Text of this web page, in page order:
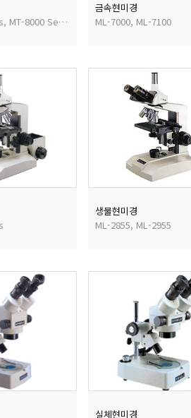
MT-7000 Series, MT-8000 Series
금속현미경
ML-7000, ML-7100
생물현미경
ML-2855, ML-2955
실체현미경